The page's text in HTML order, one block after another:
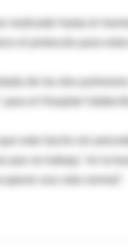
realizado hasta el
de los dos
este hecho sin
que se trabaja "en la
una vida normal".